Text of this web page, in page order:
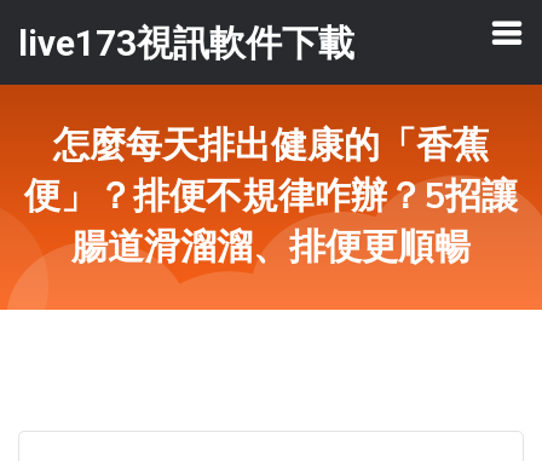
live173視訊軟件下載
怎麼每天排出健康的「香蕉
便」？排便不規律咋辦？5招讓
腸道滑溜溜、排便更順暢